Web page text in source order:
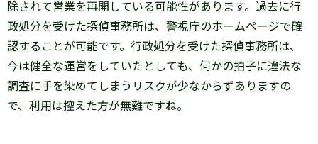
除されて営業を再開している可能性があります。過去に行
政処分を受けた探偵事務所は、警視庁のホームページで確
認することが可能です。行政処分を受けた探偵事務所は、
今は健全な運営をしていたとしても、何かの拍子に違法な
調査に手を染めてしまうリスクが少なからずありますの
で、利用は控えた方が無難ですね。